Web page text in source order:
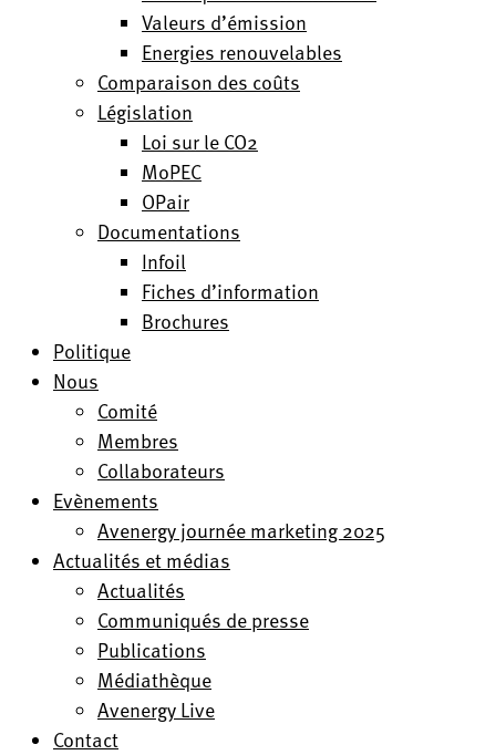
Valeurs d’émission
Energies renouvelables
Comparaison des coûts
Législation
Loi sur le CO2
MoPEC
OPair
Documentations
Infoil
Fiches d’information
Brochures
Politique
Nous
Comité
Membres
Collaborateurs
Evènements
Avenergy journée marketing 2025
Actualités et médias
Actualités
Communiqués de presse
Publications
Médiathèque
Avenergy Live
Contact